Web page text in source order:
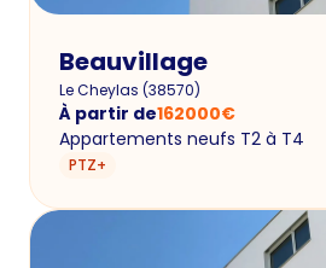
Beauvillage
Le Cheylas (38570)
À partir de162000€
Appartements neufs T2 à T4
PTZ+